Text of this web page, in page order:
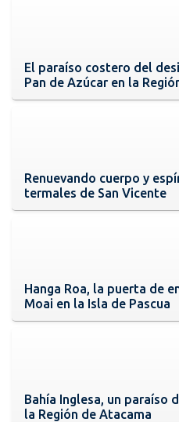
El paraíso costero del
Pan de Azúcar en la
Renuevando cuerpo y
termales de San Vicente
Hanga Roa, la puerta de
Moai en la Isla de Pascua
Bahía Inglesa, un paraíso
la Región de Atacama